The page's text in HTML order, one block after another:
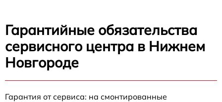
Гарантийные обязательства
сервисного центра в Нижнем
Новгороде
Гарантия от сервиса: на смонтированные